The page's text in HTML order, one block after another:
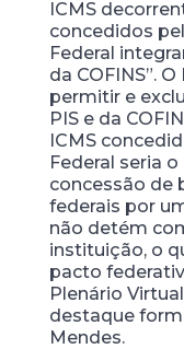
ICMS
concedidos
Federal
da COFINS”.
permitir e
PIS e da
ICMS
Federal seria
concessão de
federais por
não detém
instituição, o
pacto
Plenário
destaque
Mendes.